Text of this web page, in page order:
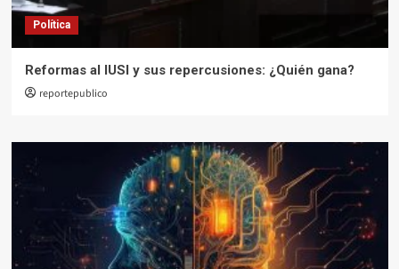
Política
Reformas al IUSI y sus repercusiones: ¿Quién gana?
reportepublico